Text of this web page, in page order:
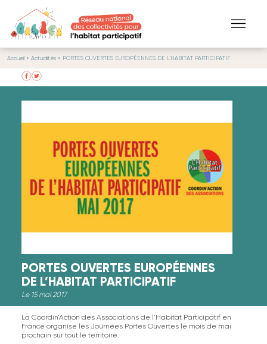
Accueil » Actualités » PORTES OUVERTES EUROPÉENNES DE L'HABITAT PARTICIPATIF
PORTES OUVERTES EUROPÉENNES
DE L’HABITAT PARTICIPATIF
Le 15 mai 2017
La Coordin’Action des Associations de l’Habitat Participatif en
France organise les Journées Portes Ouvertes le mois de mai
prochain sur tout le territoire.